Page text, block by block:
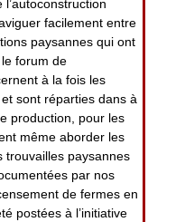
facilement entre
paysannes qui ont
forum de
à la fois les
sont réparties dans à
production, pour les
même aborder les
trouvailles paysannes
par nos
de fermes en
postées à l’initiative